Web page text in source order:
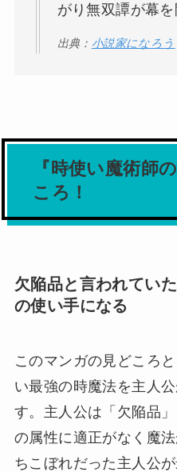
がり無双譚が幕を
出典： 小説家になろう
『時使い魔術師
ころ！
欠陥品と言われてい
の使い手になる
このマンガの見どころ
い最強の時魔法を主人
す。主人公は「欠陥品
の属性に適正がなく魔
ちこぼれだった主人公